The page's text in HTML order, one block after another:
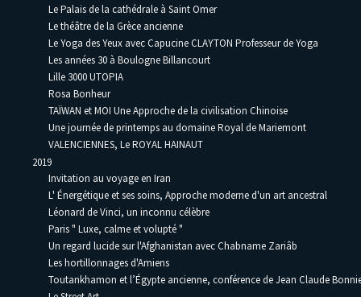
Le Palais de la cathédrale à Saint Omer
Le théâtre de la Grèce ancienne
Le Yoga des Yeux avec Capucine CLAYTON Professeur de Yoga
Les années 30 à Boulogne Billancourt
Lille 3000 UTOPIA
Rosa Bonheur
TAÏWAN et MOI Une Approche de la civilisation Chinoise
Une journée de printemps au domaine Royal de Mariemont
VALENCIENNES, Le ROYAL HAINAUT
2019
Invitation au voyage en Iran
L' Énergétique et ses soins, Approche moderne d'un art ancestral
Léonard de Vinci, un inconnu célèbre
Paris " Luxe, calme et volupté "
Un regard lucide sur l'Afghanistan avec Chabname Zariâb
Les hortillonnages d'Amiens
Toutankhamon et l’Égypte ancienne, conférence de Jean Claude